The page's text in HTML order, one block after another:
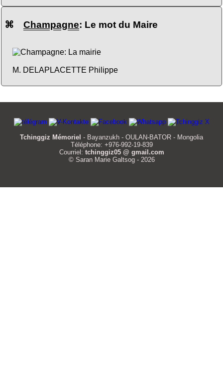
⌘ Champagne: Le mot du Maire
M. DELAPLACETTE Philippe
Tchinggiz Mémoriel - Bayanzukh - OULAN-BATOR - Mongolia
Téléphone: +976-992-19-839
Courriel: tchinggiz05 @ gmail.com
© Saran Marie Galtsog - 2026